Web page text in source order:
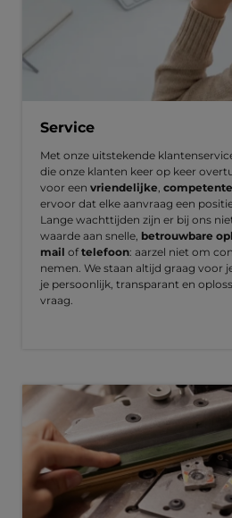
Service
Met onze uitstekende
die onze klanten keer op keer
voor een vriendelijke
ervoor dat elke aanvraag een
Lange wachttijden zijn er bij ons
waarde aan snelle, betrouwbare
mail oftelefoon: aarzel niet om
nemen. We staan altijd graag voor
je persoonlijk, transparant en
vraag.